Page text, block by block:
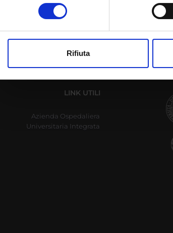
digitali).
modificare o ritirare il tuo consenso in
che hanno raccolto dal tuo utilizzo dei loro
Rifiuta
LINK UTILI
Azienda Ospedaliera
Universitaria Integrata